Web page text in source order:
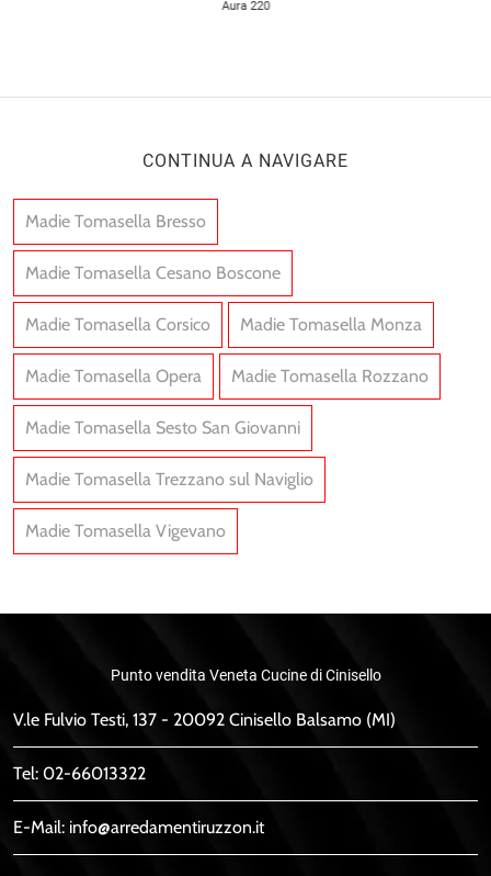
Aura 220
CONTINUA A NAVIGARE
Madie Tomasella Bresso
Madie Tomasella Cesano Boscone
Madie Tomasella Corsico Madie Tomasella Monza
Madie Tomasella Opera Madie Tomasella Rozzano
Madie Tomasella Sesto San Giovanni
Madie Tomasella Trezzano sul Naviglio
Madie Tomasella Vigevano
Punto vendita Veneta Cucine di Cinisello
V.le Fulvio Testi, 137 - 20092 Cinisello Balsamo (MI)
Tel: 02-66013322
E-Mail: info@arredamentiruzzon.it